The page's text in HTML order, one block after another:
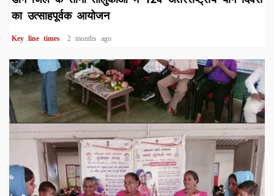
का उत्साहपूर्वक आयोजन
Key line times 2 months ago
1 min read